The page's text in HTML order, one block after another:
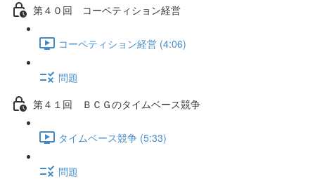
第４０回 コーペティション経営
コーペティション経営 (4:06)
問題
第４１回 ＢＣＧのタイムベース競争
タイムベース競争 (5:33)
問題